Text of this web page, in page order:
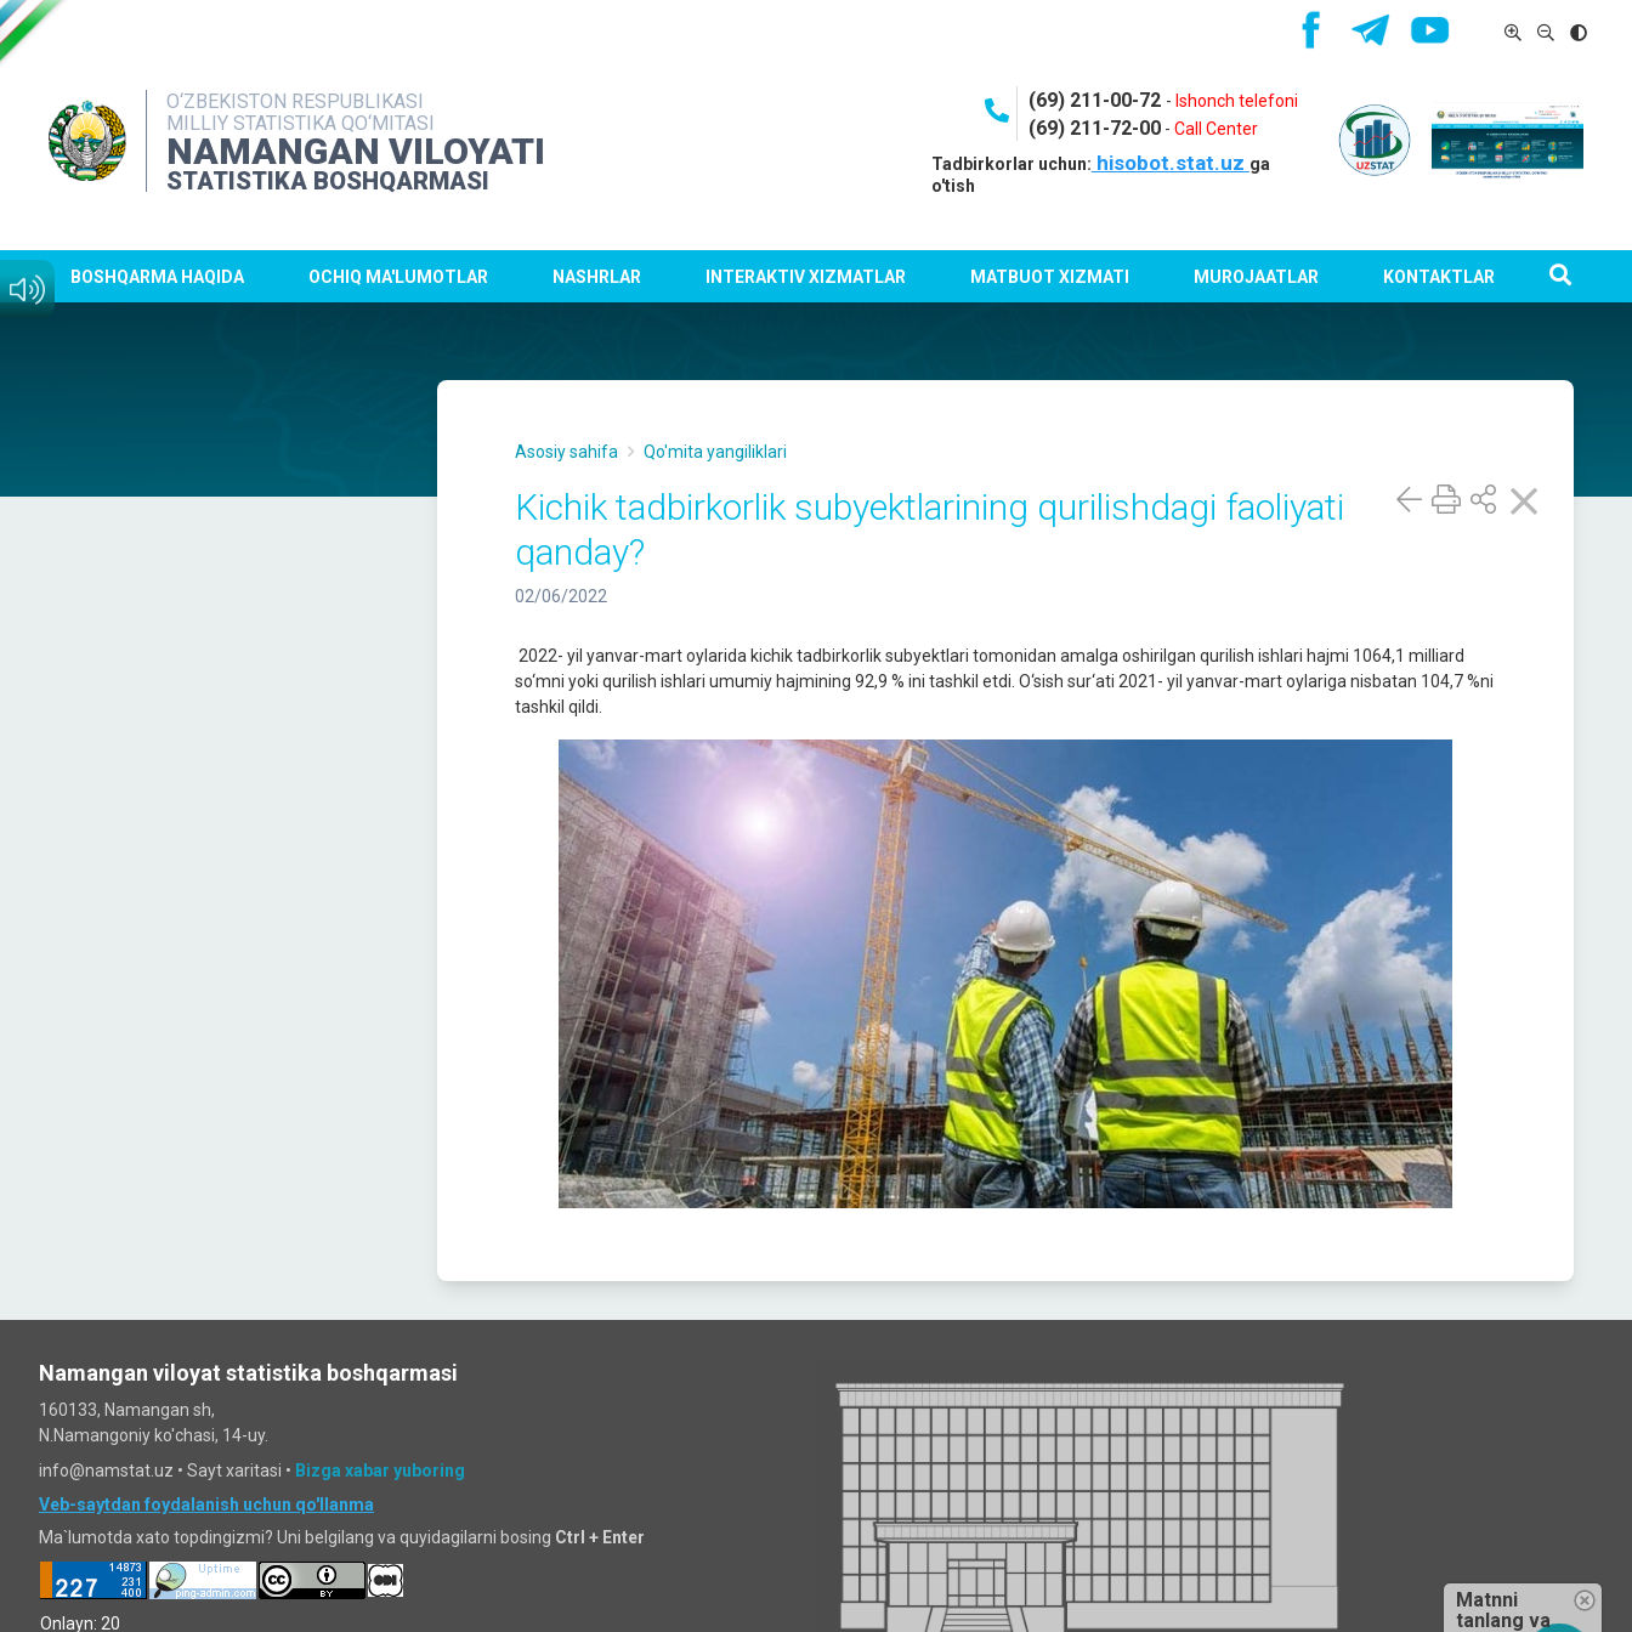
O‘ZBEKISTON RESPUBLIKASI
MILLIY STATISTIKA QO‘MITASI
NAMANGAN VILOYATI
STATISTIKA BOSHQARMASI
(69) 211-00-72 - Ishonch telefoni
(69) 211-72-00- Call Center
Tadbirkorlar uchun: hisobot.stat.uz ga
o'tish
BOSHQARMA HAQIDA OCHIQ MA'LUMOTLAR NASHRLAR INTERAKTIV XIZMATLAR MATBUOT XIZMATI MUROJAATLAR KONTAKTLAR
Asosiy sahifa Qo'mita yangiliklari
Kichik tadbirkorlik subyektlarining qurilishdagi faoliyati
qanday?
02/06/2022
2022- yil yanvar-mart oylarida kichik tadbirkorlik subyektlari tomonidan amalga oshirilgan qurilish ishlari hajmi 1064,1 milliard
so‘mni yoki qurilish ishlari umumiy hajmining 92,9 % ini tashkil etdi. O‘sish sur‘ati 2021- yil yanvar-mart oylariga nisbatan 104,7 %ni
tashkil qildi.
Namangan viloyat statistika boshqarmasi
160133, Namangan sh,
N.Namangoniy ko'chasi, 14-uy.
info@namstat.uz • Sayt xaritasi • Bizga xabar yuboring
Veb-saytdan foydalanish uchun qo'llanma
Ma`lumotda xato topdingizmi? Uni belgilang va quyidagilarni bosing Ctrl + Enter
Onlayn: 20
Matnni
tanlang va